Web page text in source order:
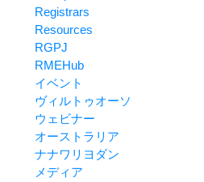
Registrars
Resources
RGPJ
RMEHub
イベント
ヴィルトゥオーソ
ウェビナー
オーストラリア
ナナワリヨダン
メディア